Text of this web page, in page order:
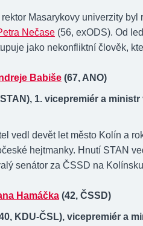
Masarykovy univerzity byl
Nečase (56, exODS). Od
jako nekonfliktní člověk,
Babiše (67, ANO)
1. vicepremiér a
vedl devět let město Kolín a
hejtmanky. Hnutí STAN
senátor za ČSSD na
Hamáčka (42, ČSSD)
KDU-ČSL), vicepremiér a